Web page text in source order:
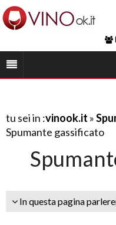
tu sei in :vinook.it »
Spumante gassificato
In questa pagina